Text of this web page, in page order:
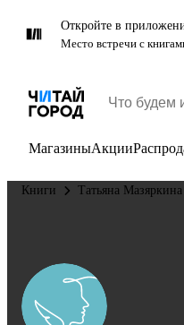
Откройте в
Место встречи с
МагазиныАкции
Книги Татьяна Мазяркина